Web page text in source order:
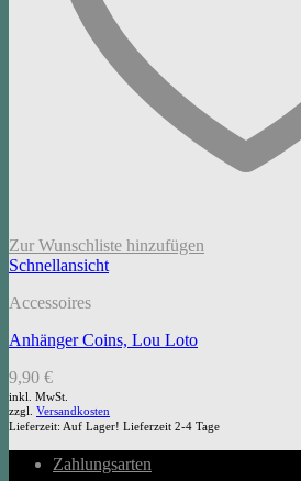
Zur Wunschliste hinzufügen
Schnellansicht
Accessoires
Anhänger Coins, Lou Loto
9,90 €
inkl. MwSt.
zzgl. Versandkosten
Lieferzeit: Auf Lager! Lieferzeit 2-4 Tage
Zahlungsarten